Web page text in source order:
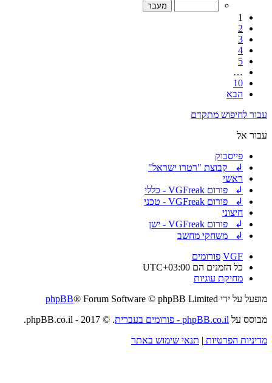
1
2
3
4
5
…
10
הבא
עבור לחיפוש מתקדם
עבור אל
פייסבוק
↲ קבוצת "רטרו ישראל"
ראשי
↲ פורום VGFreak - כללי
↲ פורום VGFreak - טכני
חיצוני
↲ פורום VGFreak - ישן
↲ משחקי מחשב
VGF פורומים
כל הזמנים הם UTC+03:00
מחיקת עוגיות
מופעל על ידי
phpBB® Forum Software © phpBB Limited
מבוסס על phpBB.co.il - פורומים בעברית
. © 2017 - phpBB.co.il.
מדיניות הפרטיות | תנאי שימוש באתר